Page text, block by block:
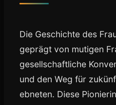
Die Geschichte des
geprägt von mutigen
gesellschaftliche
und den Weg für
ebneten. Diese